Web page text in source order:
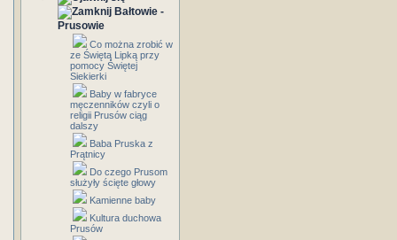
Bałtowie -
Prusowie
Co można zrobić w
ze Świętą Lipką przy
pomocy Świętej
Siekierki
Baby w fabryce
męczenników czyli o
religii Prusów ciąg
dalszy
Baba Pruska z
Prątnicy
Do czego Prusom
służyły ścięte głowy
Kamienne baby
Kultura duchowa
Prusów